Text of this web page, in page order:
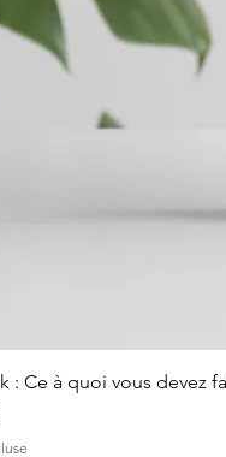
: Ce à quoi vous devez